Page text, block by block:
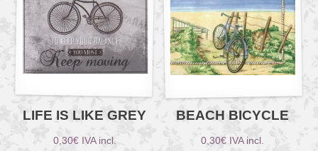
LIFE IS LIKE GREY
0,30€ IVA incl.
BEACH BICYCLE
0,30€ IVA incl.